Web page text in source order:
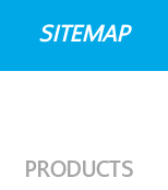
SITEMAP
PRODUCTS